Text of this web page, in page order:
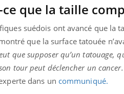
que la taille
suédois ont avancé que la
que la surface tatouée
que supposer qu’un tatouage,
tour peut déclencher un
dans un communiqué.
Chronique des Mains : se